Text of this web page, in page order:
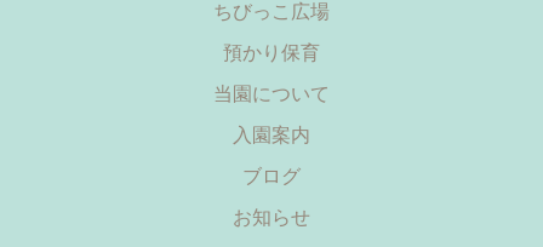
ちびっこ広場
預かり保育
当園について
入園案内
ブログ
お知らせ